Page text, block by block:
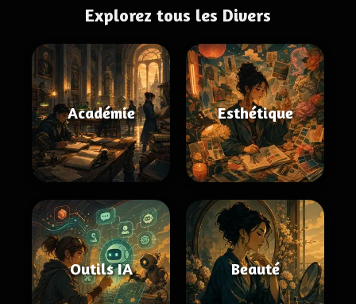
Explorez tous les Divers
Académie Esthétique
Outils IA Beauté